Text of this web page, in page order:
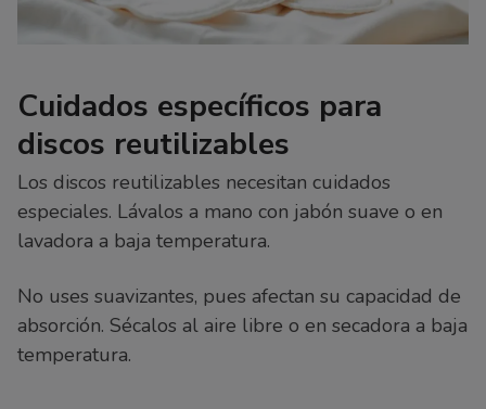
Cuidados específicos para
discos reutilizables
Los discos reutilizables necesitan cuidados
especiales. Lávalos a mano con jabón suave o en
lavadora a baja temperatura.
No uses suavizantes, pues afectan su capacidad de
absorción. Sécalos al aire libre o en secadora a baja
temperatura.